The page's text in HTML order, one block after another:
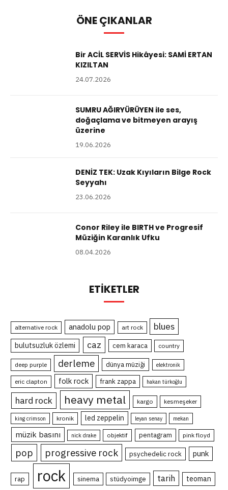
ÖNE ÇIKANLAR
Bir ACİL SERVİS Hikâyesi: SAMİ ERTAN
KIZILTAN
24.07.2026
SUMRU AĞIRYÜRÜYEN ile ses,
doğaçlama ve bitmeyen arayış
üzerine
19.06.2026
DENİZ TEK: Uzak Kıyıların Bilge Rock
Seyyahı
23.06.2026
Conor Riley ile BIRTH ve Progresif
Müziğin Karanlık Ufku
08.04.2026
ETIKETLER
alternative rock anadolu pop art rock blues
bulutsuzluk özlemi caz cem karaca country
deep purple derleme dünya müziği elektronik
eric clapton folk rock frank zappa hakan türkoğlu
hard rock heavy metal kargo kesmeşeker
king crimson kronik led zeppelin leyan senay mekan
müzik basını nick drake objektif pentagram pink floyd
pop progressive rock psychedelic rock punk
rap rock sinema stüdyoimge tarih teoman